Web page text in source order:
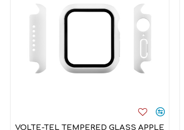
VOLTE-TEL TEMPERED GLASS APPLE